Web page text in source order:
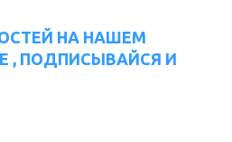
НА НАШЕМ
, ПОДПИСЫВАЙСЯ И